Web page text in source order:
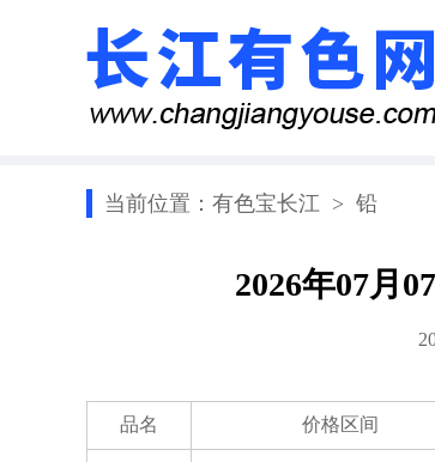
当前位置： 有色宝长江 > 铅
2026年07月
品名 价格区间